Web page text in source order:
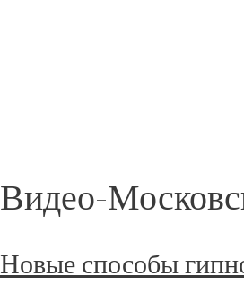
Видео-
Новые способы